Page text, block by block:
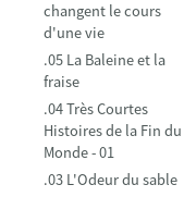
changent le cours
d'une vie
.05 La Baleine et la
fraise
.04 Très Courtes
Histoires de la Fin du
Monde - 01
.03 L'Odeur du sable